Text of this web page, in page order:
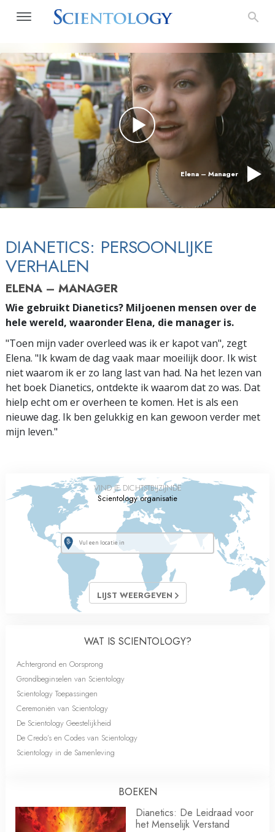
Elena – Manager
DIANETICS: PERSOONLIJKE
VERHALEN
ELENA – MANAGER
Wie gebruikt Dianetics? Miljoenen mensen over de
hele wereld, waaronder Elena, die manager is.
"Toen mijn vader overleed was ik er kapot van", zegt
Elena. "Ik kwam de dag vaak maar moeilijk door. Ik wist
niet waarom ik er zo lang last van had. Na het lezen van
het boek Dianetics, ontdekte ik waarom dat zo was. Dat
hielp echt om er overheen te komen. Het is als een
nieuwe dag. Ik ben gelukkig en kan gewoon verder met
mijn leven."
VIND JE DICHTSTBIJZIJNDE
Scientology organisatie
LIJST WEERGEVEN
WAT IS SCIENTOLOGY?
Achtergrond en Oorsprong
Grondbeginselen van Scientology
Scientology Toepassingen
Ceremoniën van Scientology
De Scientology Geestelijkheid
De Credo’s en Codes van Scientology
Scientology in de Samenleving
BOEKEN
Dianetics: De Leidraad voor
het Menselijk Verstand